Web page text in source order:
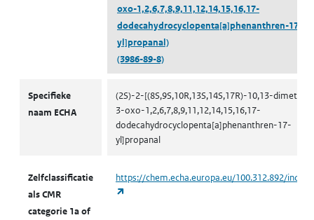
oxo-1,2,6,7,8,9,11,12,14,15,16,17-
dodecahydrocyclopenta[a]phenanthren-17-
yl]propanal)
(3986-89-8)
Specifieke
naam ECHA
(2S)-2-[(8S,9S,10R,13S,14S,17R)-10,13-dimethyl-
3-oxo-1,2,6,7,8,9,11,12,14,15,16,17-
dodecahydrocyclopenta[a]phenanthren-17-
yl]propanal
Zelfclassificatie
als CMR
categorie 1a of
https://chem.echa.europa.eu/100.312.892/